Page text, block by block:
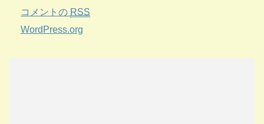
コメントの RSS
WordPress.org